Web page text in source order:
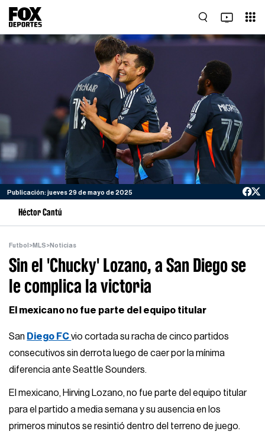
Publicación: jueves 29 de mayo de 2025
Héctor Cantú
Futbol >MLS>Noticias
Sin el 'Chucky' Lozano, a San Diego se
le complica la victoria
El mexicano no fue parte del equipo titular
San Diego FCvio cortada su racha de cinco partidos
consecutivos sin derrota luego de caer por la mínima
diferencia ante Seattle Sounders.
El mexicano, Hirving Lozano, no fue parte del equipo titular
para el partido a media semana y su ausencia en los
primeros minutos se resintió dentro del terreno de juego.